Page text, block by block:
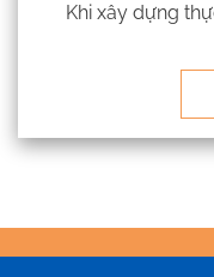
Khi xây dựng